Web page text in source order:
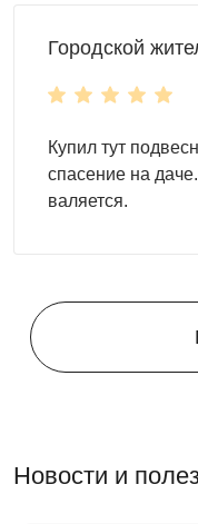
Городской
Купил тут
спасение на
валяется.
Новости и